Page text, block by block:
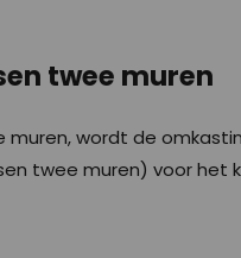
twee muren
wordt de
twee muren) voor het